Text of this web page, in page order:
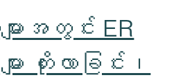
ားအတွင်း ER
တိုးလာခြင်း၊